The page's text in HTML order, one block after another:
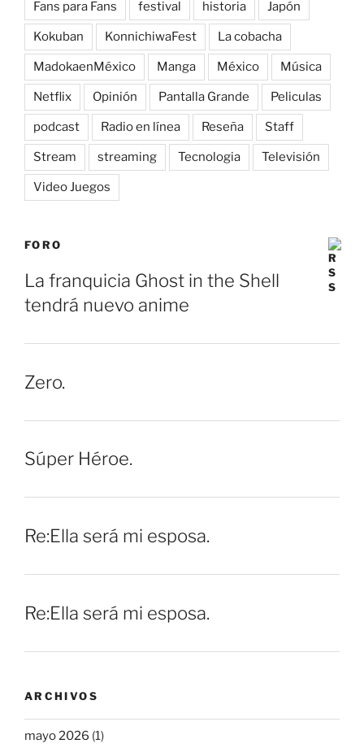
Fans para Fans festival historia Japón
Kokuban KonnichiwaFest La cobacha
MadokaenMéxico Manga México Música
Netflix Opinión Pantalla Grande Peliculas
podcast Radio en línea Reseña Staff
Stream streaming Tecnologia Televisión
Video Juegos
FORO
La franquicia Ghost in the Shell
tendrá nuevo anime
Zero.
Súper Héroe.
Re:Ella será mi esposa.
Re:Ella será mi esposa.
ARCHIVOS
mayo 2026 (1)